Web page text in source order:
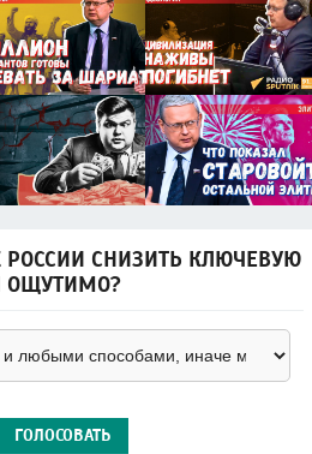
СНИЗИТЬ КЛЮЧЕВУЮ
ОЩУТИМО?
ГОЛОСОВАТЬ